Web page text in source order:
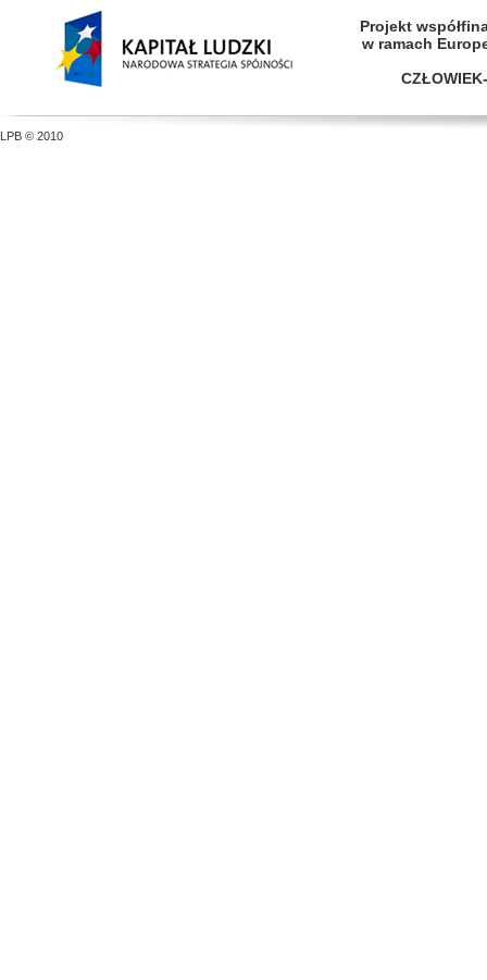
Projekt
w ramach
LPB © 2010